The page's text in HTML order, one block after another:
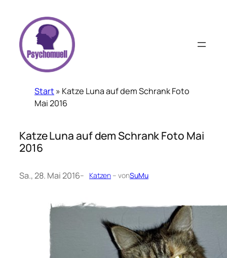
springen
Start » Katze Luna auf dem Schrank Foto
Mai 2016
Katze Luna auf dem Schrank Foto Mai
2016
Sa., 28. Mai 2016– Katzen – vonSuMu